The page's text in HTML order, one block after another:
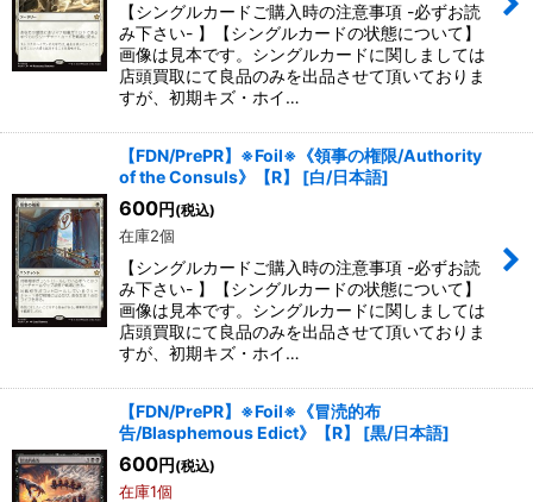
【シングルカードご購入時の注意事項 -必ずお読
み下さい- 】【シングルカードの状態について】
画像は見本です。シングルカードに関しましては
店頭買取にて良品のみを出品させて頂いておりま
すが、初期キズ・ホイ…
【FDN/PrePR】※Foil※《領事の権限/Authority
of the Consuls》【R】
[白/日本語]
600円 (税込)
在庫2個
【シングルカードご購入時の注意事項 -必ずお読
み下さい- 】【シングルカードの状態について】
画像は見本です。シングルカードに関しましては
店頭買取にて良品のみを出品させて頂いておりま
すが、初期キズ・ホイ…
【FDN/PrePR】※Foil※《冒涜的布
告/Blasphemous Edict》【R】
[黒/日本語]
600円 (税込)
在庫1個